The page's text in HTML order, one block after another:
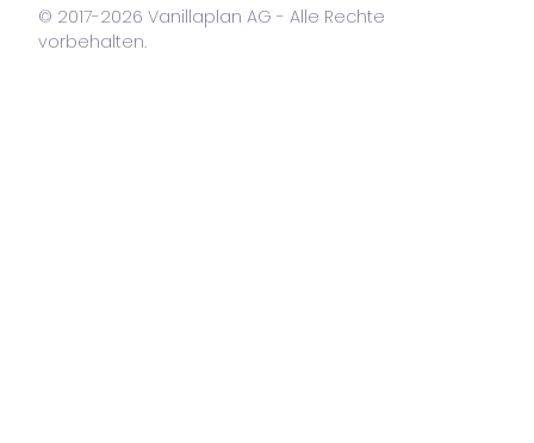
© 2017-2026 Vanillaplan AG - Alle Rechte
vorbehalten.